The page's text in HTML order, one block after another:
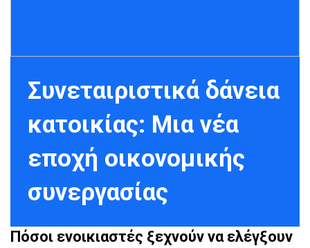
Συνεταιριστικά δάνεια
κατοικίας: Μια νέα
εποχή οικονομικής
συνεργασίας
Πόσοι ενοικιαστές ξεχνούν να ελέγξουν